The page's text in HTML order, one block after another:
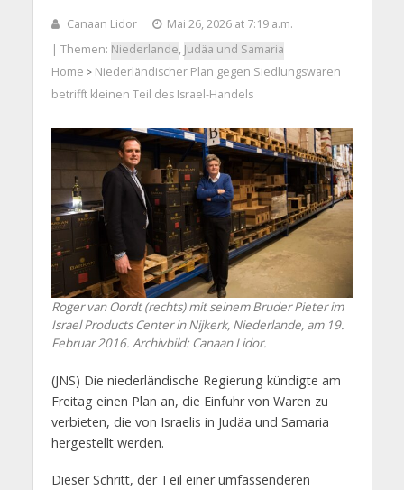
Canaan Lidor
Mai 26, 2026 at 7:19 a.m.
| Themen: Niederlande, Judäa und Samaria
Home > Niederländischer Plan gegen Siedlungswaren
betrifft kleinen Teil des Israel-Handels
Roger van Oordt (rechts) mit seinem Bruder Pieter im
Israel Products Center in Nijkerk, Niederlande, am 19.
Februar 2016. Archivbild: Canaan Lidor.
(JNS) Die niederländische Regierung kündigte am
Freitag einen Plan an, die Einfuhr von Waren zu
verbieten, die von Israelis in Judäa und Samaria
hergestellt werden.
Dieser Schritt, der Teil einer umfassenderen